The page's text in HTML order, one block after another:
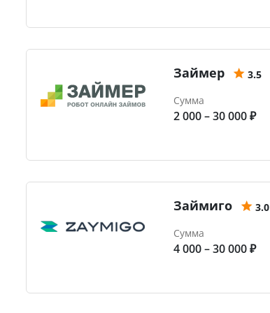
Займер 3.5
Сумма
2 000 – 30 000 ₽
Займиго
3.0
Сумма
4 000 – 30 000 ₽